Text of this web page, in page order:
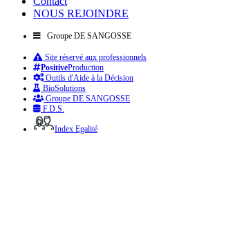
NOUS REJOINDRE
Groupe DE SANGOSSE
Site réservé aux professionnels
PositiveProduction
Outils d'Aide à la Décision
BioSolutions
Groupe DE SANGOSSE
F.D.S.
Index Egalité